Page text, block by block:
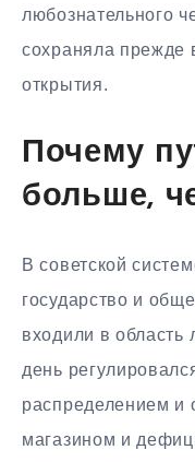
любознательного
сохраняла прежде
открытия.
Почему
больше,
В советской
государство и
входили в область
день
распределением и
магазином и